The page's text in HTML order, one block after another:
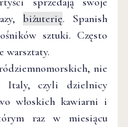
biżuterię. Spanish
sztuki. Często
warsztaty.
nie
Italy, czyli dzielnicy
włoskich kawiarni i
raz w miesiącu